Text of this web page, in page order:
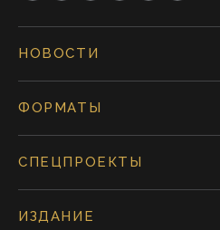
НОВОСТИ
ФОРМАТЫ
СПЕЦПРОЕКТЫ
ИЗДАНИЕ